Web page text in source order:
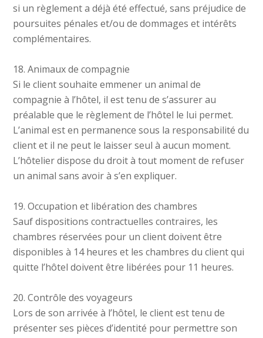
si un règlement a déjà été effectué, sans préjudice de
poursuites pénales et/ou de dommages et intérêts
complémentaires.
18. Animaux de compagnie
Si le client souhaite emmener un animal de
compagnie à l’hôtel, il est tenu de s’assurer au
préalable que le règlement de l’hôtel le lui permet.
L’animal est en permanence sous la responsabilité du
client et il ne peut le laisser seul à aucun moment.
L’hôtelier dispose du droit à tout moment de refuser
un animal sans avoir à s’en expliquer.
19. Occupation et libération des chambres
Sauf dispositions contractuelles contraires, les
chambres réservées pour un client doivent être
disponibles à 14 heures et les chambres du client qui
quitte l’hôtel doivent être libérées pour 11 heures.
20. Contrôle des voyageurs
Lors de son arrivée à l’hôtel, le client est tenu de
présenter ses pièces d’identité pour permettre son